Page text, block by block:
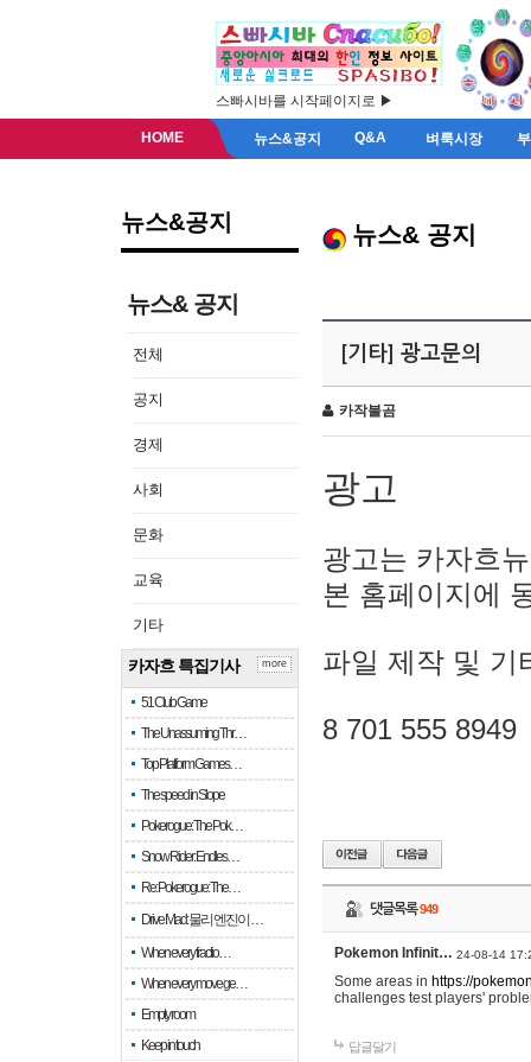
스빠시바를 시작페이지로 ▶
HOME 뉴스&공지 Q&A 벼룩시장
뉴스&공지
뉴스& 공지
전체
공지
경제
사회
문화
교육
기타
카자흐 특집기사
51 Club Game
The Unassuming Thr…
Top Platform Games…
The speed in Slope
Pokerogue: The Pok…
Snow Rider: Endles…
Re: Pokerogue: The…
Drive Mad: 물리 엔진이 …
When every fractio…
When every move ge…
Empty room
Keep in touch
more
뉴스& 공지
[기타] 광고문의
카작불곰
광고
광고는 카자흐
본 홈페이지에
파일 제작 및 기
8 701 555 8949
댓글목록949
Pokemon Infinit… 24-08-14
Some areas in https://
challenges test players'
답글달기